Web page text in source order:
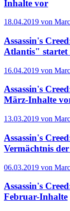
Inhalte vor
18.04.2019 von
Assassin's
Atlantis" startet
16.04.2019 von
Assassin's
März-Inhalte
13.03.2019 von
Assassin's
Vermächtnis
06.03.2019 von
Assassin's
Februar-Inhalte